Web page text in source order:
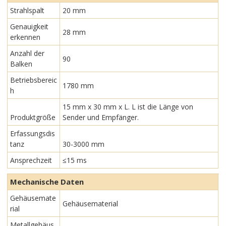
Strahlspalt
20 mm
Genauigkeit
erkennen
28 mm
Anzahl der
Balken
90
Betriebsbereic
h
1780 mm
Produktgröße
15 mm x 30 mm x L. L ist die Länge von
Sender und Empfänger.
Erfassungsdis
tanz
30-3000 mm
Ansprechzeit
≤15 ms
Mechanische Daten
Gehäusemate
rial
Gehäusematerial